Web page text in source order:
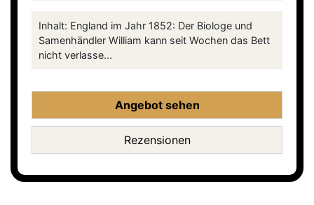
Inhalt: England im Jahr 1852: Der Biologe und
Samenhändler William kann seit Wochen das Bett
nicht verlasse...
Angebot sehen
Rezensionen